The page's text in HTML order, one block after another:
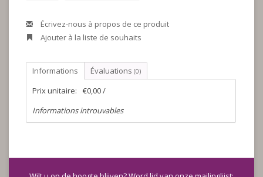
Écrivez-nous à propos de ce produit
Ajouter à la liste de souhaits
Informations Évaluations (0)
Prix unitaire:
€0,00 /
Informations introuvables